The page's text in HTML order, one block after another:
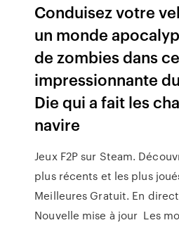
Conduisez votre
un monde
de zombies dans
impressionnante
Die qui a fait les
navire
Jeux F2P sur Steam.
plus récents et les plus
Meilleures Gratuit. En
Nouvelle mise à jour Les